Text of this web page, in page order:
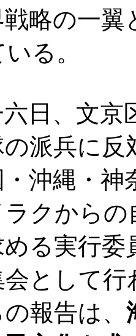
略の一
る。
日、文京
派兵に反
沖縄・神
クから
る実行
として行
報告は、